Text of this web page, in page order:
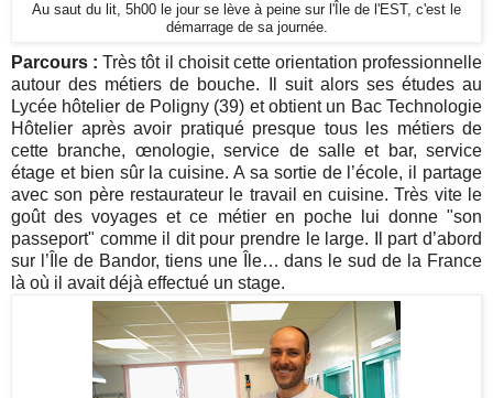
Au saut du lit, 5h00 le jour se lève à peine sur l'Île de l'EST, c'est le
démarrage de sa journée.
Parcours : Très tôt il choisit cette orientation professionnelle
autour des métiers de bouche. Il suit alors ses études au
Lycée hôtelier de Poligny (39) et obtient un Bac Technologie
Hôtelier après avoir pratiqué presque tous les métiers de
cette branche, œnologie, service de salle et bar, service
étage et bien sûr la cuisine. A sa sortie de l’école, il partage
avec son père restaurateur le travail en cuisine. Très vite le
goût des voyages et ce métier en poche lui donne "son
passeport" comme il dit pour prendre le large. Il part d’abord
sur l’Île de Bandor, tiens une Île… dans le sud de la France
là où il avait déjà effectué un stage.